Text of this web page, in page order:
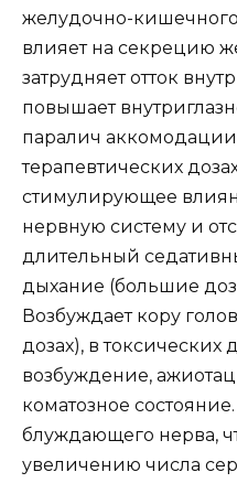
желудочно-кишечного
влияет на секрецию
затрудняет отток
повышает
паралич
терапевтических
стимулирующее
нервную систему и
длительный
дыхание (большие
Возбуждает кору
дозах), в токсических
возбуждение,
коматозное
блуждающего нерва,
увеличению числа